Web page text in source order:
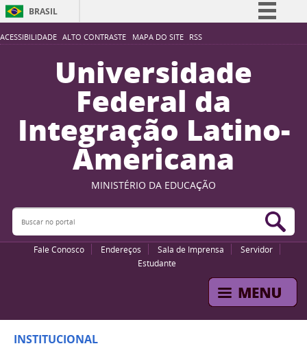
ACESSIBILIDADE ALTO CONTRASTE MAPA DO SITE RSS
BRASIL
Simplifique!
Participe
Acesso à informação
Legislação
Canais
Universidade
Federal da
Integração Latino-
Americana
MINISTÉRIO DA EDUCAÇÃO
Buscar no portal
Fale Conosco Endereços Sala de Imprensa
Servidor
Estudante
INSTITUCIONAL